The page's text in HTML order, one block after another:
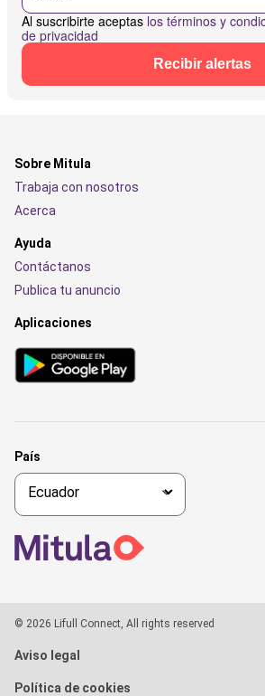
Al suscribirte aceptas los términos y
de privacidad
Recibir alertas
Sobre Mitula
Trabaja con nosotros
Acerca
Ayuda
Contáctanos
Publica tu anuncio
Aplicaciones
País
© 2026 Lifull Connect, All rights reserved
Aviso legal
Política de cookies